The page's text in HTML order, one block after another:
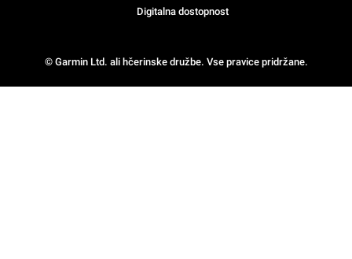
© Garmin Ltd. ali hčerinske družbe. Vse pravice pridržane.
Digitalna dostopnost